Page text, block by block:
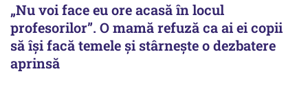
„Nu voi face eu ore acasă în locul
profesorilor”. O mamă refuză ca ai ei copii
să își facă temele și stârnește o dezbatere
aprinsă